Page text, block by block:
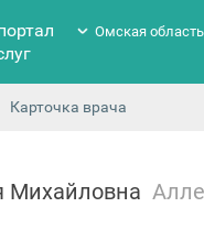
Омская область
Карточка врача
Михайловна